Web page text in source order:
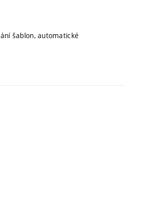
šablon, automatické